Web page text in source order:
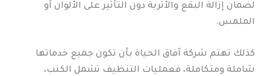
لضمان إزالة البقع والأتربة دون التأثير على الألوان أو
الملمس.
كذلك تهتم شركة آفاق الحياة بأن تكون جميع خدماتها
شاملة ومتكاملة، فعمليات التنظيف تشمل الكنب،